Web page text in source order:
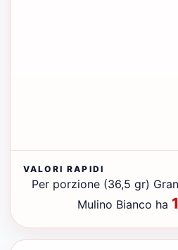
VALORI RAPIDI
Per porzione (36,5 gr)
Mulino Bianco ha